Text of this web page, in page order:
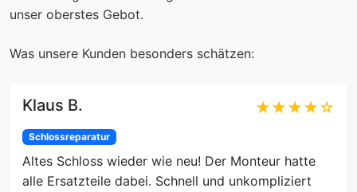
unser oberstes Gebot.
Was unsere Kunden besonders schätzen:
Klaus B. ★★★★☆
Schlossreparatur
Altes Schloss wieder wie neu! Der Monteur hatte
alle Ersatzteile dabei. Schnell und unkompliziert